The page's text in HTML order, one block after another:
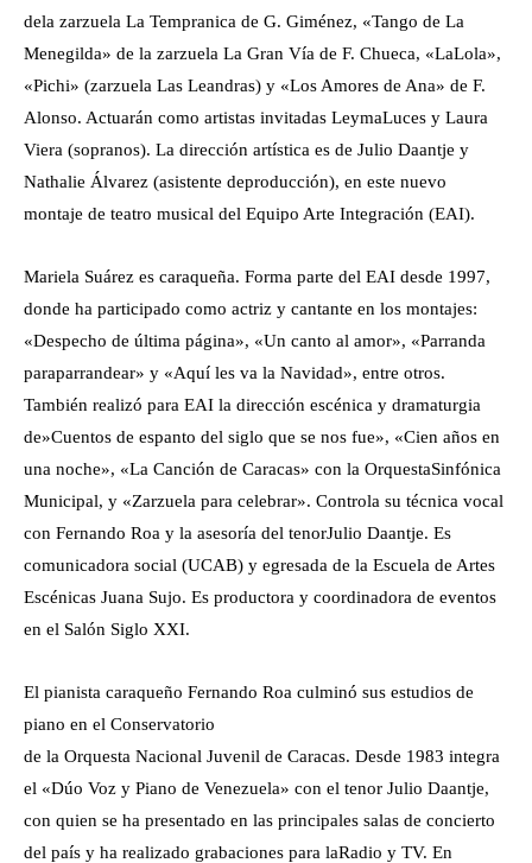
dela zarzuela La Tempranica de G. Giménez, «Tango de La
Menegilda» de la zarzuela La Gran Vía de F. Chueca, «LaLola»,
«Pichi» (zarzuela Las Leandras) y «Los Amores de Ana» de F.
Alonso. Actuarán como artistas invitadas LeymaLuces y Laura
Viera (sopranos). La dirección artística es de Julio Daantje y
Nathalie Álvarez (asistente deproducción), en este nuevo
montaje de teatro musical del Equipo Arte Integración (EAI).
Mariela Suárez es caraqueña. Forma parte del EAI desde 1997,
donde ha participado como actriz y cantante en los montajes:
«Despecho de última página», «Un canto al amor», «Parranda
paraparrandear» y «Aquí les va la Navidad», entre otros.
También realizó para EAI la dirección escénica y dramaturgia
de»Cuentos de espanto del siglo que se nos fue», «Cien años en
una noche», «La Canción de Caracas» con la OrquestaSinfónica
Municipal, y «Zarzuela para celebrar». Controla su técnica vocal
con Fernando Roa y la asesoría del tenorJulio Daantje. Es
comunicadora social (UCAB) y egresada de la Escuela de Artes
Escénicas Juana Sujo. Es productora y coordinadora de eventos
en el Salón Siglo XXI.
El pianista caraqueño Fernando Roa culminó sus estudios de
piano en el Conservatorio
de la Orquesta Nacional Juvenil de Caracas. Desde 1983 integra
el «Dúo Voz y Piano de Venezuela» con el tenor Julio Daantje,
con quien se ha presentado en las principales salas de concierto
del país y ha realizado grabaciones para laRadio y TV. En